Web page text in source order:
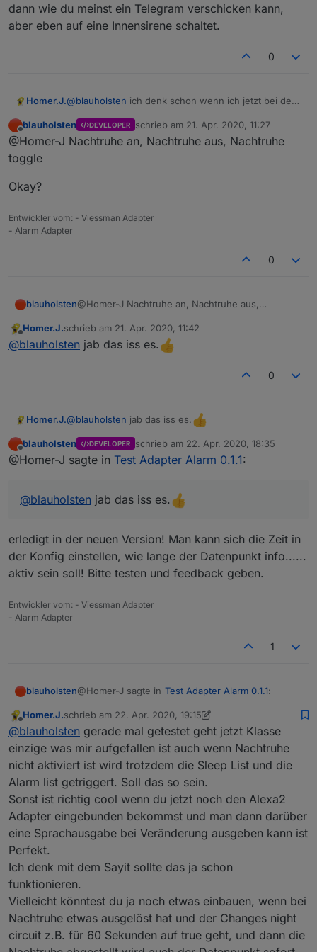
Grüße
dann wie du meinst ein Telegram verschicken kann,
aber eben auf eine Innensirene schaltet.
0
Homer.J.@blauholsten ich denk schon wenn ich jetzt bei der
benötige,
die Nachtruhe konnte aber nicht geschalten werden
einschalten kann, wie das eigentliche scharfschalten,
und einen Datenpunkt der dann wie du meinst ein
Offline
blauholsten DEVELOPER schrieb am 21. Apr. 2020, 11:27
zuletzt editiert von
@Homer-J Nachtruhe an, Nachtruhe aus, Nachtruhe
toggle
Okay?
Entwickler vom: - Viessman Adapter
- Alarm Adapter
0
blauholsten@Homer-J Nachtruhe an, Nachtruhe aus,
Okay?
Offline
Homer.J.schrieb am 21. Apr. 2020, 11:42
zuletzt editiert von
@blauholsten jab das iss es.
0
Homer.J.@blauholsten jab das iss es.
Offline
blauholsten DEVELOPER schrieb am 22. Apr. 2020, 18:35
zuletzt editiert von
@Homer-J sagte in Test Adapter Alarm 0.1.1:
@blauholsten jab das iss es.
erledigt in der neuen Version! Man kann sich die Zeit in
der Konfig einstellen, wie lange der Datenpunkt info......
aktiv sein soll! Bitte testen und feedback geben.
Entwickler vom: - Viessman Adapter
- Alarm Adapter
1
blauholsten@Homer-J sagte in Test Adapter Alarm 0.1.1:
@blauholstenjab das iss es.
erledigt in der neuen Version! Man kann sich die
Zeit in der Konfig einstellen, wie lange der
Datenpunkt info...... aktiv sein soll! Bitte testen und
feedback geben.
Offline
Homer.J.schrieb am 22. Apr. 2020, 19:15
zuletzt editiert von Homer.J.
@blauholsten gerade mal getestet geht jetzt Klasse
einzige was mir aufgefallen ist auch wenn Nachtruhe
nicht aktiviert ist wird trotzdem die Sleep List und die
Alarm list getriggert. Soll das so sein.
Sonst ist richtig cool wenn du jetzt noch den Alexa2
Adapter eingebunden bekommst und man dann darüber
eine Sprachausgabe bei Veränderung ausgeben kann ist
Perfekt.
Ich denk mit dem Sayit sollte das ja schon
funktionieren.
Vielleicht könntest du ja noch etwas einbauen, wenn bei
Nachtruhe etwas ausgelöst hat und der Changes night
circuit z.B. für 60 Sekunden auf true geht, und dann die